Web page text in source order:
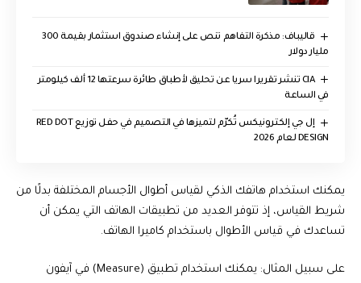
قاليباف: مذكرة التفاهم تنص على إنشاء صندوق استثمار بقيمة 300
مليار دولار
CIA تنشر تقريرا سريا عن تحليق لأطباق طائرة سرعتها 12 ألف كيلومتر
في الساعة
إل جي إلكترونيكس تُكرّم لتميزها في التصميم في حفل توزيع RED DOT
DESIGN لعام 2026
يمكنك استخدام هاتفك الذكي لقياس أطوال الأجسام المختلفة بدلًا من
شريط القياس، إذ تتوفر العديد من تطبيقات الهاتف التي يمكن أن
تساعدك في قياس الأطوال باستخدام كاميرا الهاتف.
على سبيل المثال: يمكنك استخدام تطبيق (Measure) في آيفون